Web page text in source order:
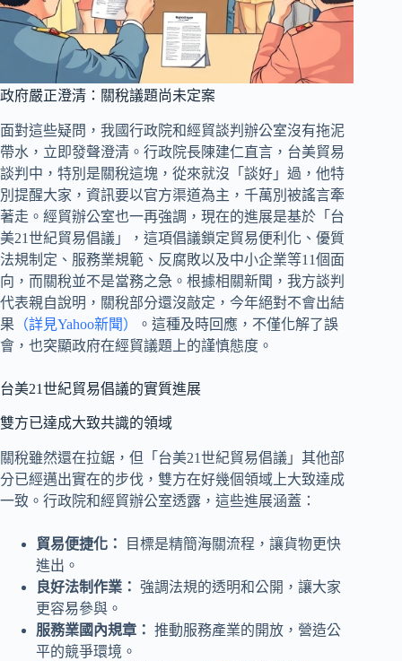
政府嚴正澄清：關稅議題尚未定案
面對這些疑問，我國行政院和經貿談判辦公室沒有拖泥
帶水，立即發聲澄清。行政院長陳建仁直言，台美貿易
談判中，特別是關稅這塊，從來就沒「談好」過，他特
別提醒大家，資訊要以官方渠道為主，千萬別被謠言牽
著走。經貿辦公室也一再強調，現在的進展是基於「台
美21世紀貿易倡議」，這項倡議鎖定貿易便利化、優質
法規制定、服務業規範、反腐敗以及中小企業等11個面
向，而關稅並不是當務之急。根據相關新聞，我方談判
代表親自說明，關稅部分還沒敲定，今年絕對不會出結
果 （詳見Yahoo新聞）
。這種及時回應，不僅化解了誤
會，也突顯政府在經貿議題上的謹慎態度。
台美21世紀貿易倡議的實質進展
雙方已達成大致共識的領域
關稅雖然還在拉鋸，但「台美21世紀貿易倡議」其他部
分已經邁出實在的步伐，雙方在好幾個領域上大致達成
一致。行政院和經貿辦公室透露，這些進展涵蓋：
貿易便捷化：
目標是精簡海關流程，讓貨物更快
進出。
良好法制作業： 強調法規的透明和公開，讓大家
更容易參與。
服務業國內規章： 推動服務產業的開放，營造公
平的競爭環境。